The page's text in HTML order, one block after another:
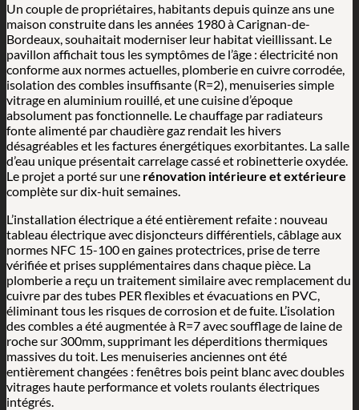
Un couple de propriétaires, habitants depuis quinze ans une
maison construite dans les années 1980 à Carignan-de-
Bordeaux, souhaitait moderniser leur habitat vieillissant. Le
pavillon affichait tous les symptômes de l’âge : électricité non
conforme aux normes actuelles, plomberie en cuivre corrodée,
isolation des combles insuffisante (R=2), menuiseries simple
vitrage en aluminium rouillé, et une cuisine d’époque
absolument pas fonctionnelle. Le chauffage par radiateurs
fonte alimenté par chaudière gaz rendait les hivers
désagréables et les factures énergétiques exorbitantes. La salle
d’eau unique présentait carrelage cassé et robinetterie oxydée.
Le projet a porté sur une rénovation intérieure et extérieure
complète sur dix-huit semaines.
L’installation électrique a été entièrement refaite : nouveau
tableau électrique avec disjoncteurs différentiels, câblage aux
normes NFC 15-100 en gaines protectrices, prise de terre
vérifiée et prises supplémentaires dans chaque pièce. La
plomberie a reçu un traitement similaire avec remplacement du
cuivre par des tubes PER flexibles et évacuations en PVC,
éliminant tous les risques de corrosion et de fuite. L’isolation
des combles a été augmentée à R=7 avec soufflage de laine de
roche sur 300mm, supprimant les déperditions thermiques
massives du toit. Les menuiseries anciennes ont été
entièrement changées : fenêtres bois peint blanc avec doubles
vitrages haute performance et volets roulants électriques
intégrés.